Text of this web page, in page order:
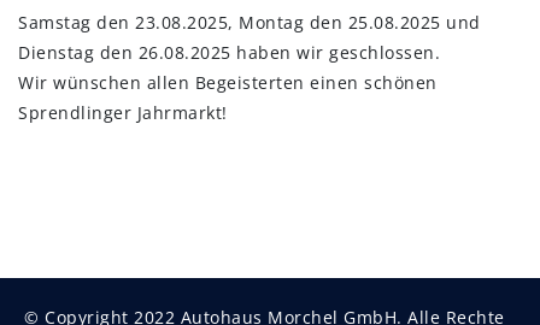
Samstag den 23.08.2025, Montag den 25.08.2025 und
Dienstag den 26.08.2025 haben wir geschlossen.
Wir wünschen allen Begeisterten einen schönen
Sprendlinger Jahrmarkt!
© Copyright 2022 Autohaus Morchel GmbH. Alle Rechte